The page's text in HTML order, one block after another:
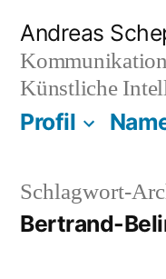
Inhalt
springen
Andreas
Künstliche
Profil
Schlagwort-
Bertrand-